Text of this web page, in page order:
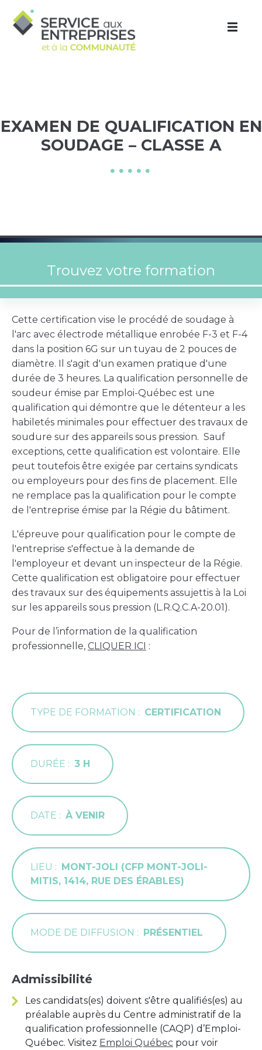
EXAMEN DE QUALIFICATION EN
SOUDAGE – CLASSE A
Cette certification vise le procédé de soudage à
l'arc avec électrode métallique enrobée F-3 et F-4
dans la position 6G sur un tuyau de 2 pouces de
diamètre. Il s'agit d'un examen pratique d'une
durée de 3 heures. La qualification personnelle de
soudeur émise par Emploi-Québec est une
qualification qui démontre que le détenteur a les
habiletés minimales pour effectuer des travaux de
soudure sur des appareils sous pression. Sauf
exceptions, cette qualification est volontaire. Elle
peut toutefois être exigée par certains syndicats
ou employeurs pour des fins de placement. Elle
ne remplace pas la qualification pour le compte
de l'entreprise émise par la Régie du bâtiment.
L'épreuve pour qualification pour le compte de
l'entreprise s'effectue à la demande de
l'employeur et devant un inspecteur de la Régie.
Cette qualification est obligatoire pour effectuer
des travaux sur des équipements assujettis à la Loi
sur les appareils sous pression (L.R.Q.C.A-20.01).
Pour de l’information de la qualification
professionnelle, CLIQUER ICI :
TYPE DE FORMATION CERTIFICATION
DURÉE 3 H
DATE À VENIR
LIEU
MONT-JOLI (CFP MONT-JOLI-
MITIS, 1414, RUE DES ÉRABLES)
MODE DE DIFFUSION PRÉSENTIEL
Admissibilité
Les candidats(es) doivent s'être qualifiés(es) au
préalable auprès du Centre administratif de la
qualification professionnelle (CAQP) d’Emploi-
Québec. Visitez Emploi Québec pour voir